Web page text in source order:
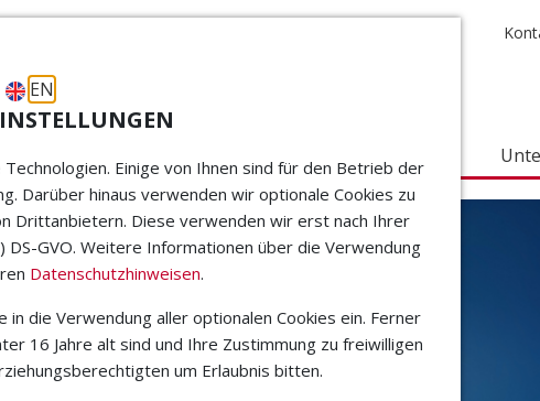
EN
Einige von Ihnen sind für den Betrieb der
Darüber hinaus verwenden wir optionale Cookies zu
Drittanbietern. Diese verwenden wir erst nach Ihrer
DS-GVO. Weitere Informationen über die Verwendung
Datenschutzhinweisen.
in die Verwendung aller optionalen Cookies ein. Ferner
16 Jahre alt sind und Ihre Zustimmung zu freiwilligen
um Erlaubnis bitten.